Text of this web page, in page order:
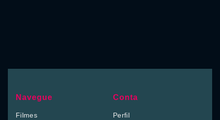
Navegue
Filmes
Conta
Perfil